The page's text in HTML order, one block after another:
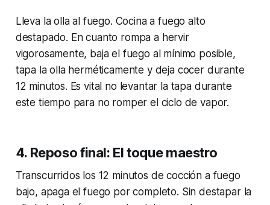
Lleva la olla al fuego. Cocina a fuego alto
destapado. En cuanto rompa a hervir
vigorosamente, baja el fuego al mínimo posible,
tapa la olla herméticamente y deja cocer durante
12 minutos. Es vital no levantar la tapa durante
este tiempo para no romper el ciclo de vapor.
4. Reposo final: El toque maestro
Transcurridos los 12 minutos de cocción a fuego
bajo, apaga el fuego por completo. Sin destapar la